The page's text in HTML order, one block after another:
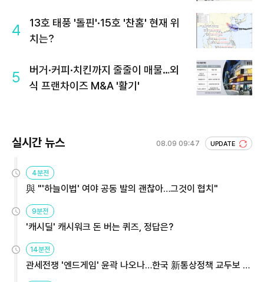
4
13호 태풍 '돌핀'·15호 '찬홈' 현재 위
치는?
5
버거·커피·치킨까지 줄줄이 매물…외
식 프랜차이즈 M&A '활기'
실시간 뉴스 08.09 09:47 UPDATE
4분전
與 "'하늘이법' 여야 공동 발의 괜찮아…그것이 협치"
9분전
'캐시딜' 캐시워크 돈 버는 퀴즈, 정답은?
14분전
관세전쟁 '엔드게임' 윤곽 나오나…한국 新통상정책 교두보 활